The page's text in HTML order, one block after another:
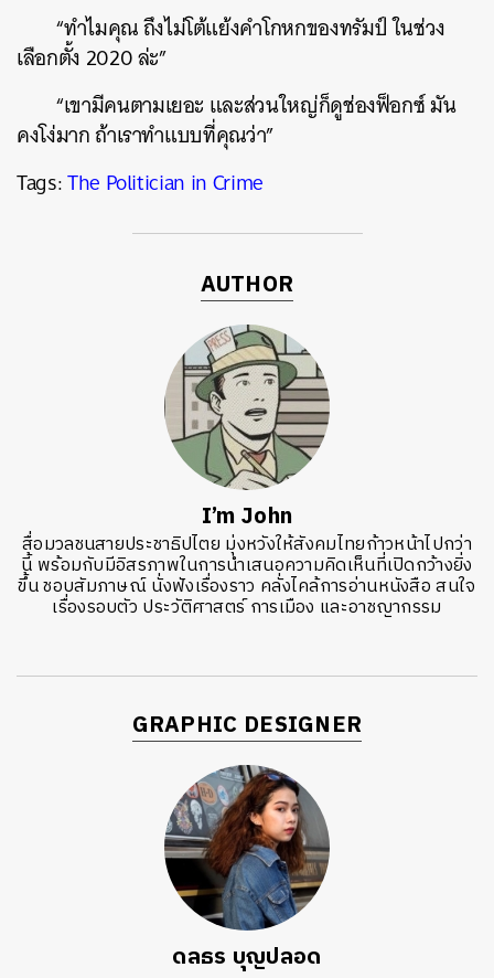
“ทำไมคุณ ถึงไม่โต้แย้งคำโกหกของทรัมป์ ในช่วง
เลือกตั้ง 2020 ล่ะ”
“เขามีคนตามเยอะ และส่วนใหญ่ก็ดูช่องฟ็อกซ์ มัน
คงโง่มาก ถ้าเราทำแบบที่คุณว่า”
Tags:The Politician in Crime
AUTHOR
I’m John
สื่อมวลชนสายประชาธิปไตย มุ่งหวังให้สังคมไทยก้าวหน้าไปกว่า
นี้ พร้อมกับมีอิสรภาพในการนำเสนอความคิดเห็นที่เปิดกว้างยิ่ง
ขึ้น ชอบสัมภาษณ์ นั่งฟังเรื่องราว คลั่งไคล้การอ่านหนังสือ สนใจ
เรื่องรอบตัว ประวัติศาสตร์ การเมือง และอาชญากรรม
GRAPHIC DESIGNER
ดลธร บุญปลอด